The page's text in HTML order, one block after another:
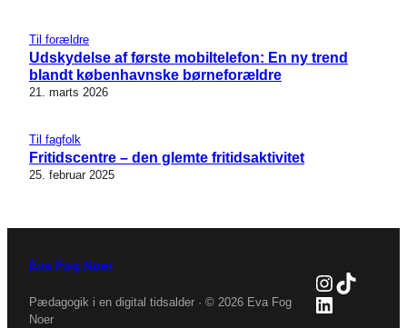
Til forældre
Udskydelse af første mobiltelefon: En ny trend
blandt københavnske børneforældre
21. marts 2026
Til fagfolk
Fritidscentre – den glemte fritidsaktivitet
25. februar 2025
Eva Fog Noer
Pædagogik i en digital tidsalder · © 2026 Eva Fog
Noer
TikTok
LinkedIn